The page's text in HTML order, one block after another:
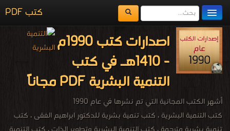
كتب PDF
مكتبة الكتب
المكتبات
يُقرأ حالياً
اضف كتاب
اصدارات كتب 1990م
- 1410هـ في كتب
التنمية البشرية PDF مجاناً
أشهر الكتب المجانية التي تم نشرها في عام 1990
كتب التنمية البشرية ، كتب تنمية بشرية للدكتور ابراهيم الفقى ، كتب